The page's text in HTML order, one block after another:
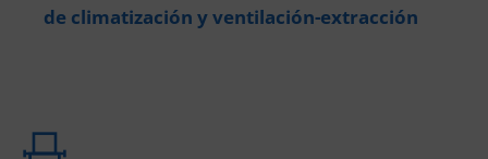
de climatización y ventilación-extracción